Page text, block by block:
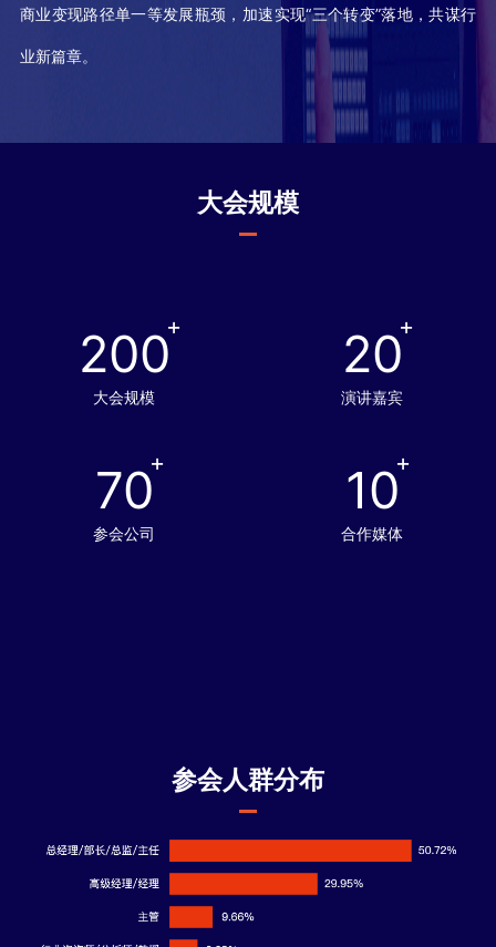
商业变现路径单一等发展瓶颈，加速实现“三个转变”落地，共谋行
业新篇章。
大会规模
+
200
大会规模
+
20
演讲嘉宾
+
70
参会公司
+
10
合作媒体
参会人群分布